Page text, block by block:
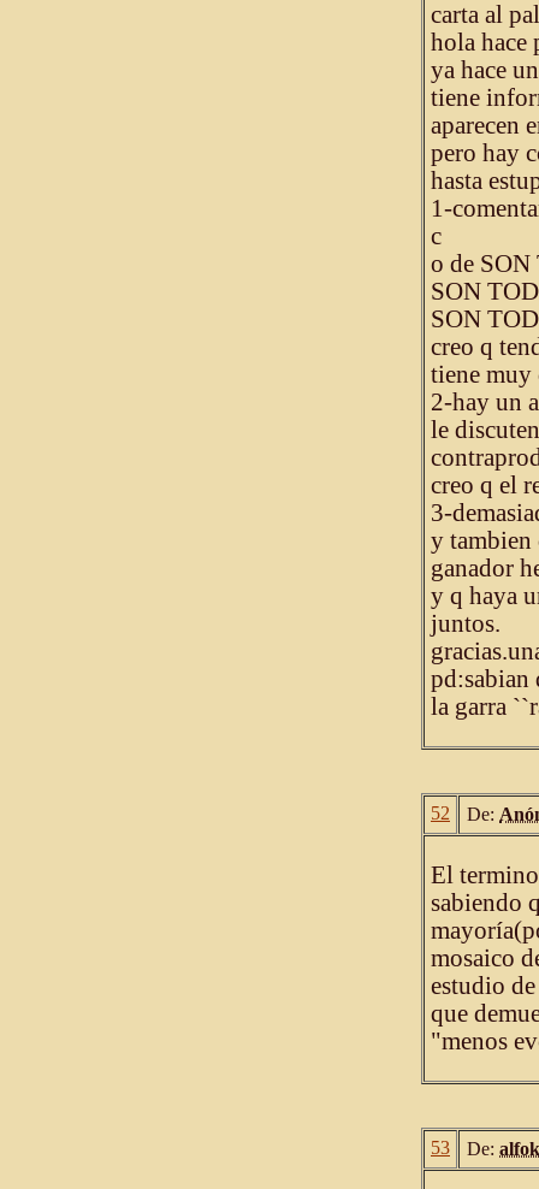
carta al
hola hace
ya hace
tiene
aparecen
pero hay
hasta
1-
c
o de SON
SON
SON
creo q
tiene muy
2-hay un
le
creo q el
3-
y tambien
ganador
y q haya
juntos.
pd:sabian
la garra
52 De:
El
sabiendo
mosaico
estudio
que
"menos
53 De: alfok